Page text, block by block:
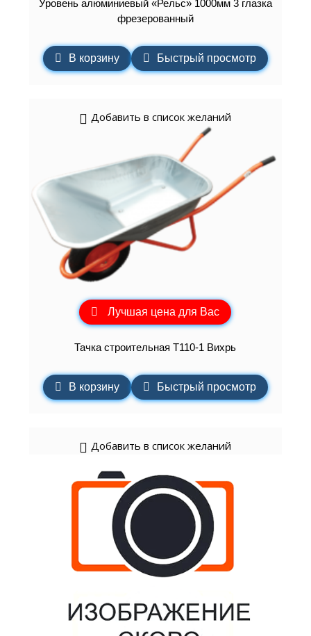
Уровень алюминиевый «Рельс» 1000мм 3 глазка
фрезерованный
В корзину Быстрый просмотр
Добавить в список желаний
Лучшая цена для Вас
Тачка строительная Т110-1 Вихрь
В корзину Быстрый просмотр
Добавить в список желаний